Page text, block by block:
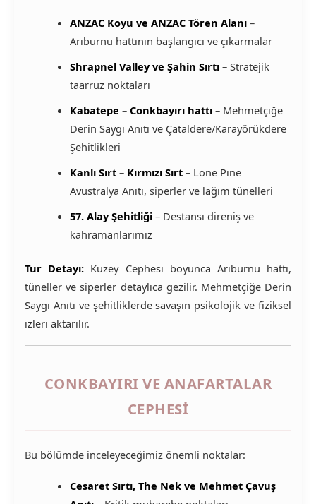
ANZAC Koyu ve ANZAC Tören Alanı–
Arıburnu hattının başlangıcı ve çıkarmalar
Shrapnel Valley ve Şahin Sırtı– Stratejik
taarruz noktaları
Kabatepe – Conkbayırı hattı– Mehmetçiğe
Derin Saygı Anıtı ve Çataldere/Karayörükdere
Şehitlikleri
Kanlı Sırt – Kırmızı Sırt– Lone Pine
Avustralya Anıtı, siperler ve lağım tünelleri
57. Alay Şehitliği– Destansı direniş ve
kahramanlarımız
Tur Detayı: Kuzey Cephesi boyunca Arıburnu hattı,
tüneller ve siperler detaylıca gezilir. Mehmetçiğe Derin
Saygı Anıtı ve şehitliklerde savaşın psikolojik ve fiziksel
izleri aktarılır.
CONKBAYIRI VE ANAFARTALAR
CEPHESI
Bu bölümde inceleyeceğimiz önemli noktalar:
Cesaret Sırtı, The Nek ve Mehmet Çavuş